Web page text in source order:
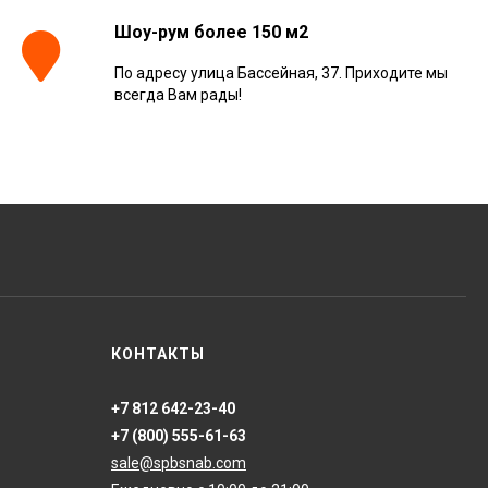
Керамогранит
Шоу-рум более 150 м2
По адресу улица Бассейная, 37. Приходите мы
всегда Вам рады!
КОНТАКТЫ
+7 812 642-23-40
+7 (800) 555-61-63
sale@spbsnab.com